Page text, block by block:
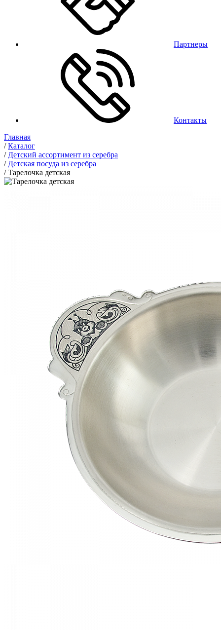
Партнеры
Контакты
Главная
/Каталог
/ Детский ассортимент из серебра
/ Детская посуда из серебра
/Тарелочка детская